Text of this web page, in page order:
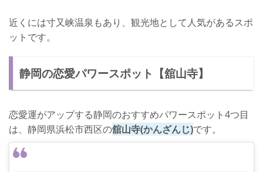
近くには寸又峡温泉もあり、観光地として人気があるスポ
ットです。
静岡の恋愛パワースポット【舘山寺】
恋愛運がアップする静岡のおすすめパワースポット4つ目
は、静岡県浜松市西区の舘山寺(かんざんじ)です。